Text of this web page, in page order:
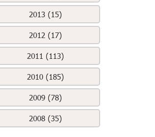
2013 (15)
2012 (17)
2011 (113)
2010 (185)
2009 (78)
2008 (35)